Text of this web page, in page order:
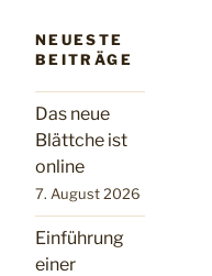
NEUESTE
BEITRÄGE
Das neue
Blättche ist
online
7. August 2026
Einführung
einer